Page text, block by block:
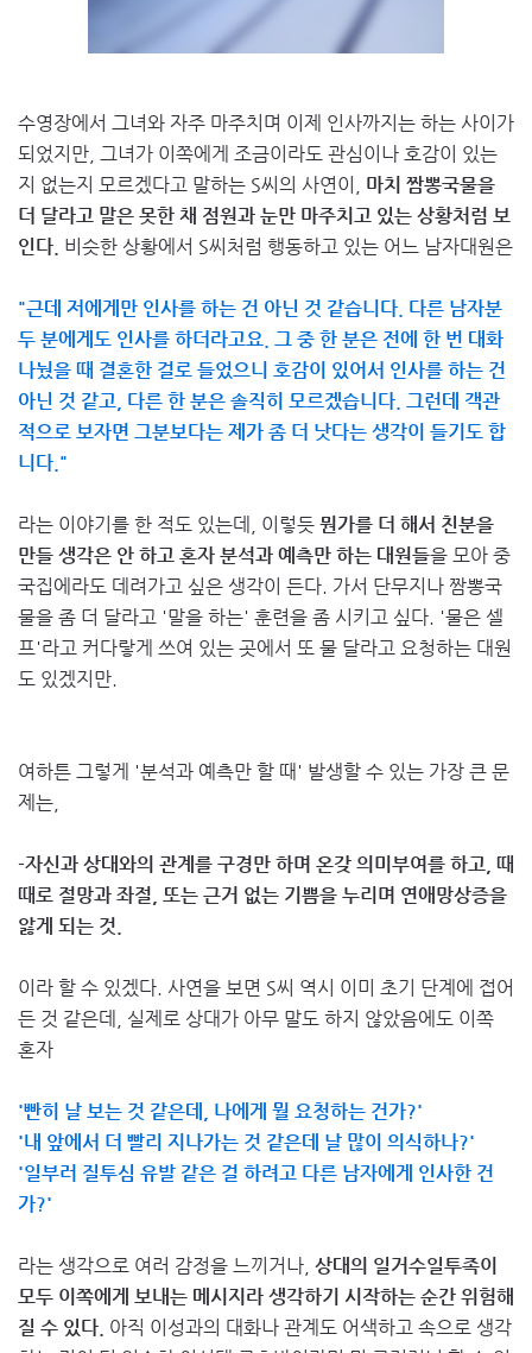
수영장에서 그녀와 자주 마주치며 이제 인사까지는 하는 사이가
되었지만, 그녀가 이쪽에게 조금이라도 관심이나 호감이 있는
지 없는지 모르겠다고 말하는 S씨의 사연이, 마치 짬뽕국물을
더 달라고 말은 못한 채 점원과 눈만 마주치고 있는 상황처럼 보
인다. 비슷한 상황에서 S씨처럼 행동하고 있는 어느 남자대원은
"근데 저에게만 인사를 하는 건 아닌 것 같습니다. 다른 남자분
두 분에게도 인사를 하더라고요. 그 중 한 분은 전에 한 번 대화
나눴을 때 결혼한 걸로 들었으니 호감이 있어서 인사를 하는 건
아닌 것 같고, 다른 한 분은 솔직히 모르겠습니다. 그런데 객관
적으로 보자면 그분보다는 제가 좀 더 낫다는 생각이 들기도 합
니다."
라는 이야기를 한 적도 있는데, 이렇듯 뭔가를 더 해서 친분을
만들 생각은 안 하고 혼자 분석과 예측만 하는 대원들을 모아 중
국집에라도 데려가고 싶은 생각이 든다. 가서 단무지나 짬뽕국
물을 좀 더 달라고 '말을 하는' 훈련을 좀 시키고 싶다. '물은 셀
프'라고 커다랗게 쓰여 있는 곳에서 또 물 달라고 요청하는 대원
도 있겠지만.
여하튼 그렇게 '분석과 예측만 할 때' 발생할 수 있는 가장 큰 문
제는,
-자신과 상대와의 관계를 구경만 하며 온갖 의미부여를 하고, 때
때로 절망과 좌절, 또는 근거 없는 기쁨을 누리며 연애망상증을
앓게 되는 것.
이라 할 수 있겠다. 사연을 보면 S씨 역시 이미 초기 단계에 접어
든 것 같은데, 실제로 상대가 아무 말도 하지 않았음에도 이쪽
혼자
'빤히 날 보는 것 같은데, 나에게 뭘 요청하는 건가?'
'내 앞에서 더 빨리 지나가는 것 같은데 날 많이 의식하나?'
'일부러 질투심 유발 같은 걸 하려고 다른 남자에게 인사한 건
가?'
라는 생각으로 여러 감정을 느끼거나, 상대의 일거수일투족이
모두 이쪽에게 보내는 메시지라 생각하기 시작하는 순간 위험해
질 수 있다. 아직 이성과의 대화나 관계도 어색하고 속으로 생각